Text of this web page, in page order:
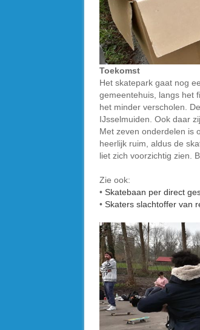
Toekomst
Het skatepark gaat nog
gemeentehuis, langs het
het minder verscholen.
IJsselmuiden. Ook daar
Met zeven onderdelen is
heerlijk ruim, aldus de
liet zich voorzichtig zien.
Zie ook:
• Skatebaan per direct
• Skaters slachtoffer van